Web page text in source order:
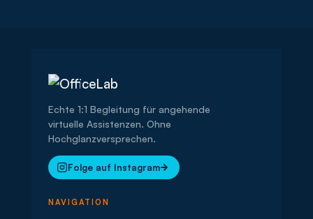
Echte 1:1 Begleitung für angehende
virtuelle Assistenzen. Ohne
Hochglanzversprechen.
Folge auf Instagram
NAVIGATION